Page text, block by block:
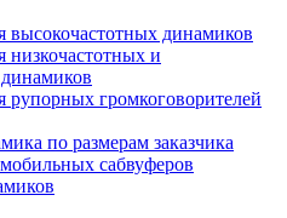
высокочастотных динамиков
низкочастотных и
рупорных громкоговорителей
по размерам заказчика
сабвуферов